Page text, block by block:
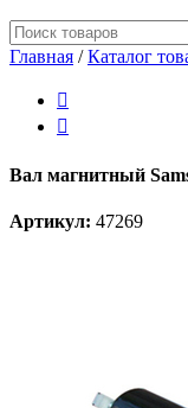
Главная /Каталог


Вал магнитный
Артикул: 47269